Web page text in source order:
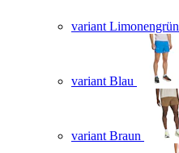
variant Limonengrün
variant Blau
variant Braun